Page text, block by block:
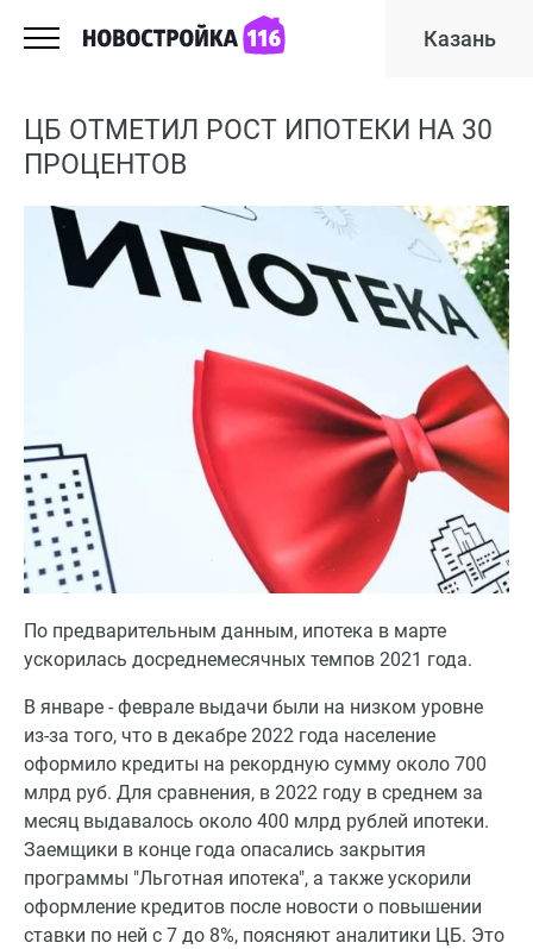
Казань
ЦБ ОТМЕТИЛ РОСТ ИПОТЕКИ НА 30
ПРОЦЕНТОВ
По предварительным данным, ипотека в марте
ускорилась досреднемесячных темпов 2021 года.
В январе - феврале выдачи были на низком уровне
из-за того, что в декабре 2022 года население
оформило кредиты на рекордную сумму около 700
млрд руб. Для сравнения, в 2022 году в среднем за
месяц выдавалось около 400 млрд рублей ипотеки.
Заемщики в конце года опасались закрытия
программы "Льготная ипотека", а также ускорили
оформление кредитов после новости о повышении
ставки по ней с 7 до 8%, поясняют аналитики ЦБ. Это